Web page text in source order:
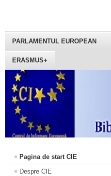
PARLAMENTUL EUROPEAN
ERASMUS+
Pagina de start CIE
Despre CIE